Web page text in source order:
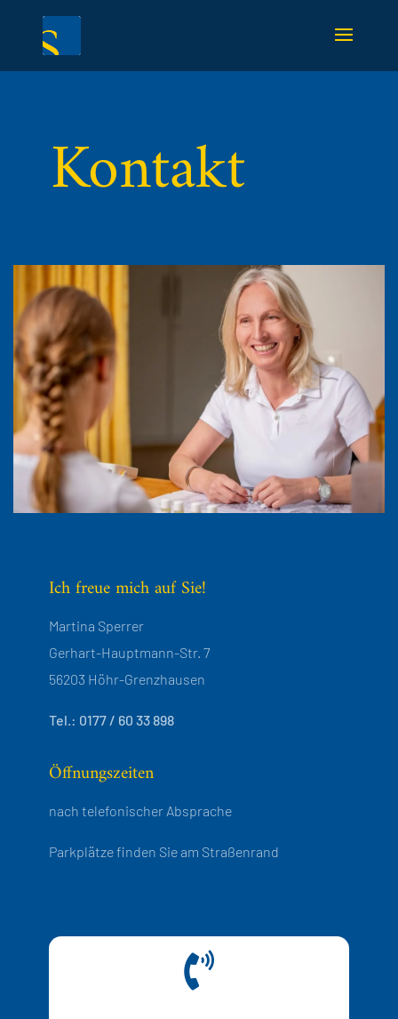
Kontakt
Ich freue mich auf Sie!
Martina Sperrer
Gerhart-Hauptmann-Str. 7
56203 Höhr-Grenzhausen
Tel.: 0177 / 60 33 898
Öffnungszeiten
nach telefonischer Absprache
Parkplätze finden Sie am Straßenrand
